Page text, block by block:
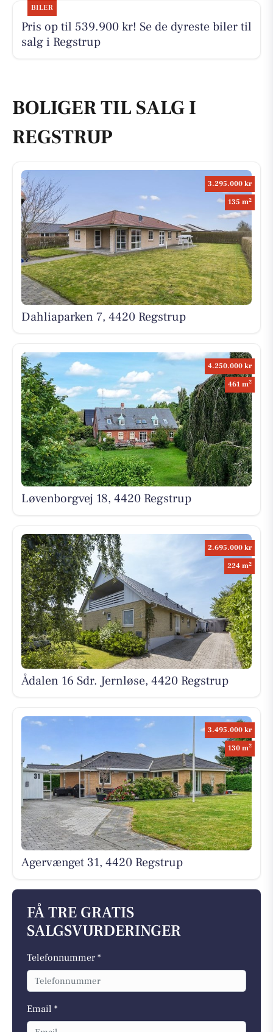
BILER
Pris op til 539.900 kr! Se de dyreste biler til
salg i Regstrup
BOLIGER TIL SALG I
REGSTRUP
3.295.000 kr
135 m2
Dahliaparken 7, 4420 Regstrup
4.250.000 kr
461 m2
Løvenborgvej 18, 4420 Regstrup
2.695.000 kr
224 m2
Ådalen 16 Sdr. Jernløse, 4420 Regstrup
3.495.000 kr
130 m2
Agervænget 31, 4420 Regstrup
FÅ TRE GRATIS
SALGSVURDERINGER
Telefonnummer *
Email *